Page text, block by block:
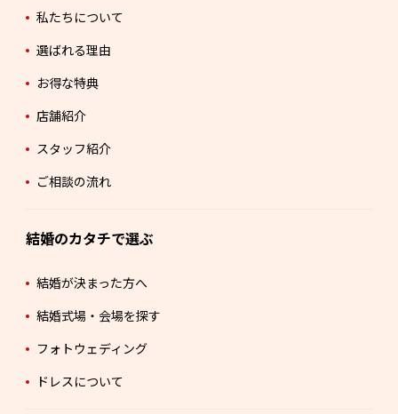
私たちについて
選ばれる理由
お得な特典
店舗紹介
スタッフ紹介
ご相談の流れ
結婚のカタチで選ぶ
結婚が決まった方へ
結婚式場・会場を探す
フォトウェディング
ドレスについて